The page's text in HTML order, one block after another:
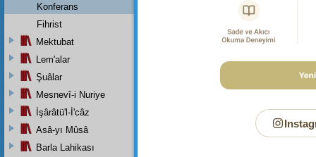
Bu
Konferans
Fihrist
Mektubat
Lem'alar
Şuâlar
Mesnevî-i Nuriye
İşârâtü'l-İ'câz
Asâ-yı Mûsâ
Barla Lahikası